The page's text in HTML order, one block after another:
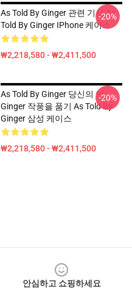
As Told By Ginger 관련 기사 As
Told By Ginger IPhone 케이스
₩2,218,580 - ₩2,411,500
-20%
As Told By Ginger 당신의 안
Ginger 작풍을 품기 As Told By
Ginger 삼성 케이스
₩2,218,580 - ₩2,411,500
-20%
안심하고 쇼핑하세요